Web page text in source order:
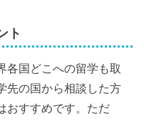
ト
各国どこへの留学も取
先の国から相談した方
おすすめです。ただ